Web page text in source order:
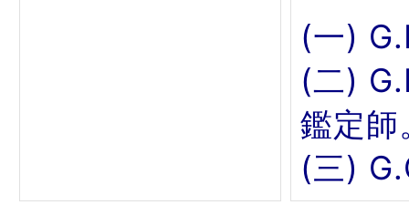
(一)
(二)
鑑定師
(三)